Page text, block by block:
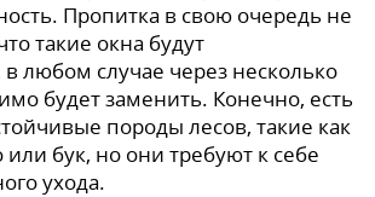
Пропитка в свою очередь не
такие окна будут
любом случае через несколько
будет заменить. Конечно, есть
породы лесов, такие как
или бук, но они требуют к себе
ухода.